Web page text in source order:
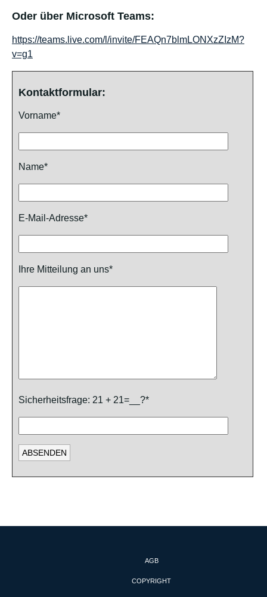
Oder über Microsoft Teams:
https://teams.live.com/l/invite/FEAQn7blmLONXzZIzM?
v=g1
Kontaktformular:
Vorname*
Name*
E-Mail-Adresse*
Ihre Mitteilung an uns*
Sicherheitsfrage: 21 + 21=__?*
AGB
COPYRIGHT